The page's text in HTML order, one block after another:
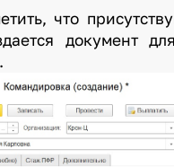
что
документ